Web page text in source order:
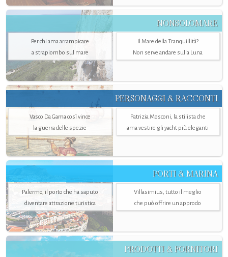
NONSOLOMARE
Per chi ama arrampicare
a strapiombo sul mare
Il Mare della Tranquillità?
Non serve andare sulla Luna
PERSONAGGI & RACCONTI
Vasco Da Gama così vince
la guerra delle spezie
Patrizia Mosconi, la stilista che
ama vestire gli yacht più eleganti
PORTI & MARINA
Palermo, il porto che ha saputo
diventare attrazione turistica
Villasimius, tutto il meglio
che può offrire un approdo
PRODOTTI & FORNITORI